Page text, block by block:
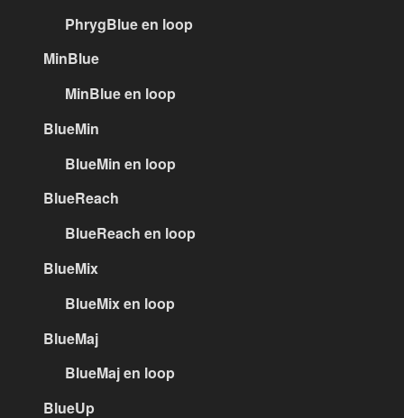
PhrygBlue en loop
MinBlue
MinBlue en loop
BlueMin
BlueMin en loop
BlueReach
BlueReach en loop
BlueMix
BlueMix en loop
BlueMaj
BlueMaj en loop
BlueUp